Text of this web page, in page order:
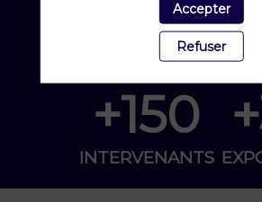
+30
CONFÉRENCES
+150
INTERVENANTS
Accepter
Refuser